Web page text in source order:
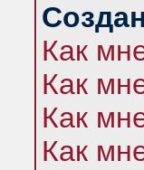
Как
Как
Как
Как